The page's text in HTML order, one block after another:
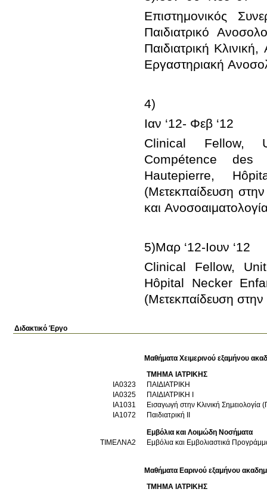
Επιστημονικός
Παιδιατρικό
Παιδιατρική
Clinical Fellow,
Compétence
Hautepierre,
(Μετεκπαίδευση στην
Clinical Fellow,
Hôpital Necker
(Μετεκπαίδευση στην
Διδακτικό Έργο
Μαθήματα Χειμερινού εξαμήνου
ΤΜΗΜΑ ΙΑΤΡΙΚΗΣ
ΙΑ0323
ΠΑΙΔΙΑΤΡΙΚΗ
ΙΑ0325
ΠΑΙΔΙΑΤΡΙΚΗ Ι
ΙΑ1031
ΙΑ1072
Παιδιατρική II
Εμβόλια και Λοιμώδη Νοσήματα
ΤΙΜΕΛΝΑ2
Εμβόλια και Εμβολιαστικά
Μαθήματα Εαρινού εξαμήνου
ΤΜΗΜΑ ΙΑΤΡΙΚΗΣ